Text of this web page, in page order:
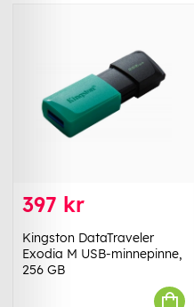
397 kr
Kingston DataTraveler
Exodia M USB-minnepinne,
256 GB